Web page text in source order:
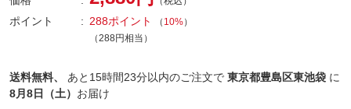
ポイント 288ポイント （ 10%）
（288円相当）
送料無料、 あと 15時間23分以内のご注文で 東京都豊島区東池袋 に
8月8日（土） お届け